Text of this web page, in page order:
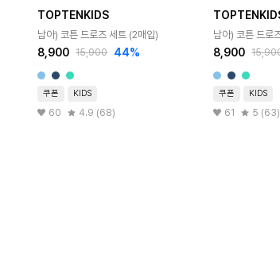
TOPTENKIDS
남아) 코튼 드로즈 세트 (2매입)
8,900 15,900 44%
쿠폰 KIDS
60 4.9 (68)
남아) 코튼 드로
8,900
쿠폰 KIDS
61 5 (63)